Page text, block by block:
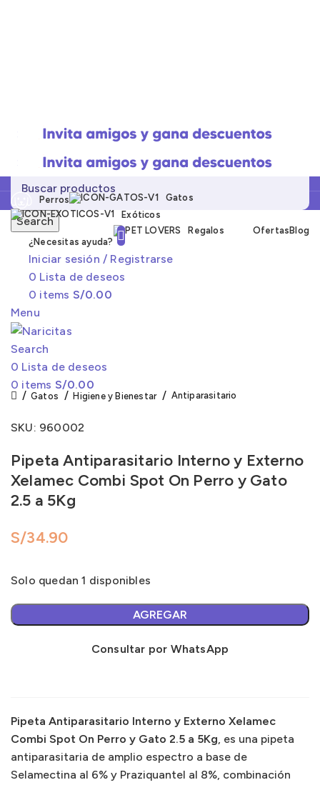
Search
¿Necesitas ayuda?
Iniciar sesión / Registrarse
0 Lista de deseos
0 items S/0.00
Menu
Search
0 Lista de deseos
0 items S/0.00
Perros
Gatos
Exóticos
Regalos
Ofertas Blog
Click to enlarge
Gatos Higiene y Bienestar Antiparasitario
SKU: 960002
Pipeta Antiparasitario Interno y Externo
Xelamec Combi Spot On Perro y Gato
2.5 a 5Kg
S/34.90
Solo quedan 1 disponibles
AGREGAR
Consultar por WhatsApp
Pipeta Antiparasitario Interno y Externo Xelamec
Combi Spot On Perro y Gato 2.5 a 5Kg, es una pipeta
antiparasitaria de amplio espectro a base de
Selamectina al 6% y Praziquantel al 8%, combinación